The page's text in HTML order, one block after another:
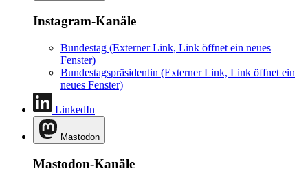
Instagram-Kanäle
Bundestag (Externer Link, Link öffnet ein neues
Fenster)
Bundestagspräsidentin (Externer Link, Link öffnet ein
neues Fenster)
LinkedIn
Mastodon
Mastodon-Kanäle